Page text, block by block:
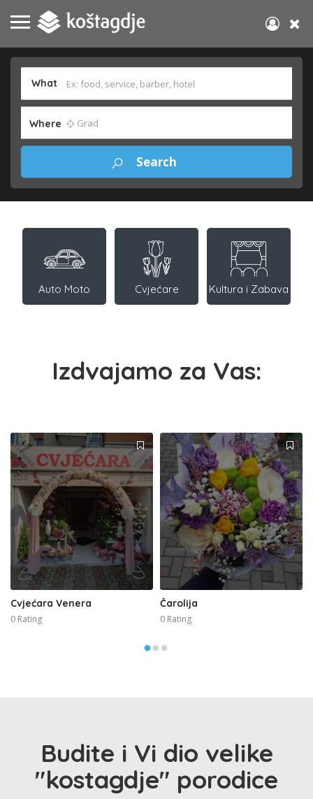
What
Where
Auto Moto Cvjećare Kultura i Zabava
Izdvajamo za Vas:
Cvjećara Venera
0 Rating
Čarolija
0 Rating
Budite i Vi dio velike
"kostagdje" porodice